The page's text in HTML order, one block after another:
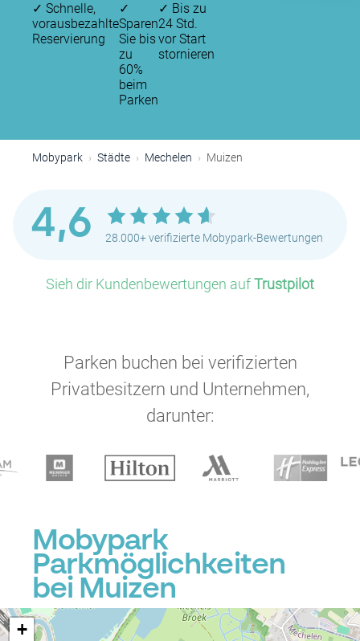
✓ Schnelle,
vorausbezahlte
Reservierung
✓
Sparen
Sie bis
zu
60%
beim
Parken
✓ Bis zu
24 Std.
vor Start
stornieren
Mobypark Städte Mechelen Muizen
4,6 28.000+ verifizierte Mobypark-Bewertungen
Sieh dir Kundenbewertungen aufTrustpilot
Parken buchen bei verifizierten
Privatbesitzern und Unternehmen,
darunter:
Mobypark
Parkmöglichkeiten
bei Muizen
+